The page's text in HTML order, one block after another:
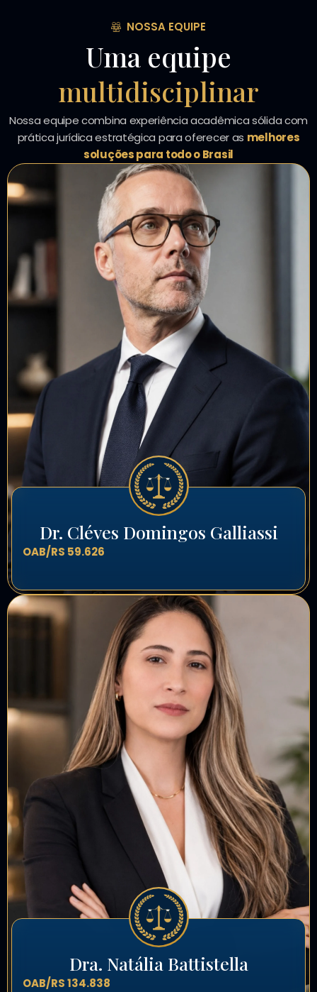
NOSSA EQUIPE
Uma equipe
multidisciplinar
Nossa equipe combina experiência acadêmica sólida com
prática jurídica estratégica para oferecer as melhores
soluções para todo o Brasil
Dr. Cléves Domingos Galliassi
OAB/RS 59.626
Dra. Natália Battistella
OAB/RS 134.838